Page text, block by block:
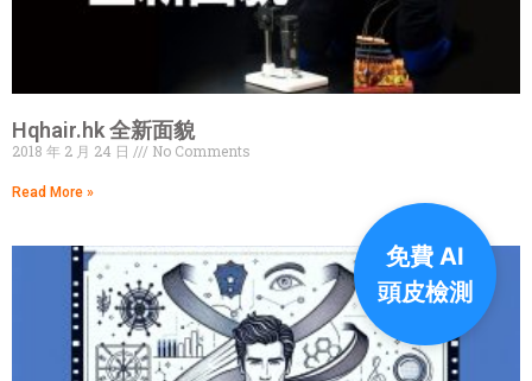
Hqhair.hk 全新面貌
2018 年 2 月 24 日 No Comments
Read More »
免費 AI
頭皮檢測